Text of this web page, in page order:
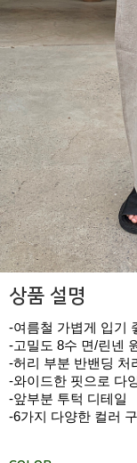
상품 설명
-여름철 가볍게 입기
-고밀도 8수 면/린넨
-허리 부분 반밴딩 처
-와이드한 핏으로 다
-앞부분 투턱 디테일
-6가지 다양한 컬러